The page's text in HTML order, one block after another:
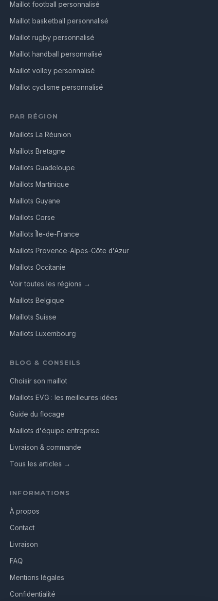
Maillot football personnalisé
Maillot basketball personnalisé
Maillot rugby personnalisé
Maillot handball personnalisé
Maillot volley personnalisé
Maillot cyclisme personnalisé
PAR RÉGION
Maillots La Réunion
Maillots Bretagne
Maillots Guadeloupe
Maillots Martinique
Maillots Guyane
Maillots Corse
Maillots Île-de-France
Maillots Provence-Alpes-Côte d'Azur
Maillots Occitanie
Voir toutes les régions →
Maillots Belgique
Maillots Suisse
Maillots Luxembourg
BLOG & CONSEILS
Choisir son maillot
Maillots EVG : les meilleures idées
Guide du flocage
Maillots d'équipe entreprise
Livraison & commande
Tous les articles →
INFORMATIONS
À propos
Contact
Livraison
FAQ
Mentions légales
Confidentialité